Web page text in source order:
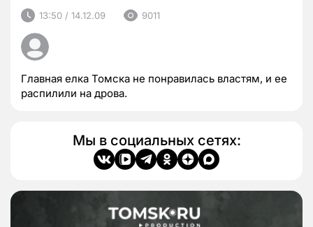
13:50 / 14.12.09 9011
Главная елка Томска не понравилась властям, и ее
распилили на дрова.
Мы в социальных сетях: